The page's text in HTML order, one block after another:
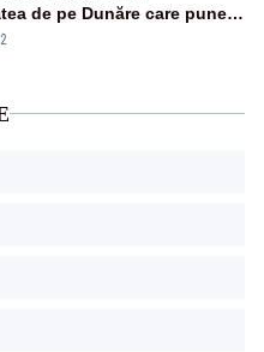
de pe Dunăre care pune
Cernavodă era